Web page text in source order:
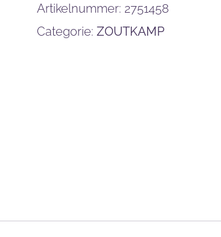
Artikelnummer: 2751458
Categorie: ZOUTKAMP